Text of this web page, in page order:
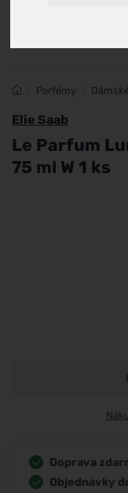
Parfémy
Elie Saab
Le Parfum
75 ml W 1 ks
Doprava
Objednávky